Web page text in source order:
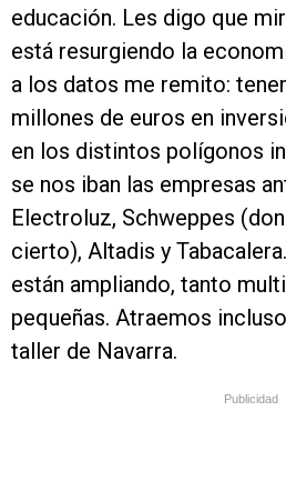
educación. Les digo que
está resurgiendo la
a los datos me remito:
millones de euros en
en los distintos polígonos
se nos iban las empresas
Electroluz, Schweppes
cierto), Altadis y
están ampliando, tanto
pequeñas. Atraemos
taller de Navarra.
Publicidad